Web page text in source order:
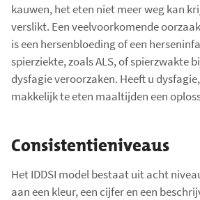
kauwen, het eten niet meer weg kan
verslikt. Een veelvoorkomende
is een hersenbloeding of een
spierziekte, zoals ALS, of spierzwakte
dysfagie veroorzaken. Heeft u
makkelijk te eten maaltijden een
Consistentieniveaus
Het IDDSI model bestaat uit acht
aan een kleur, een cijfer en een